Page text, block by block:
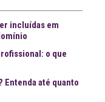
incluídas em
o que
Entenda até quanto